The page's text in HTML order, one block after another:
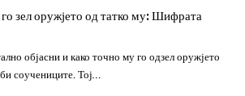
зел оружјето од татко му: Шифрата
објасни и како точно му го одзел оружјето
соучениците. Тој…